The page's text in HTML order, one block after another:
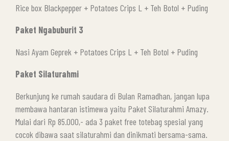
Rice box Blackpepper + Potatoes Crips L + Teh Botol + Puding
Paket Ngabuburit 3
Nasi Ayam Geprek + Potatoes Crips L + Teh Botol + Puding
Paket Silaturahmi
Berkunjung ke rumah saudara di Bulan Ramadhan, jangan lupa
membawa hantaran istimewa yaitu Paket Silaturahmi Amazy.
Mulai dari Rp 85.000,- ada 3 paket free totebag spesial yang
cocok dibawa saat silaturahmi dan dinikmati bersama-sama.